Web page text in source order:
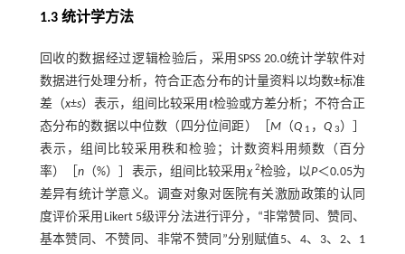
1.3 统计学方法
回收的数据经过逻辑检验后，采用SPSS 20.0统计学软件对
数据进行处理分析，符合正态分布的计量资料以均数±标准
差（x±s）表示，组间比较采用 t检验或方差分析；不符合正
态分布的数据以中位数（四分位间距）［ M（Q 1 ， Q 3）］
表示，组间比较采用秩和检验；计数资料用频数（百分
率）［ n（%）］表示，组间比较采用 χ 2检验，以P＜0.05为
差异有统计学意义。调查对象对医院有关激励政策的认同
度评价采用Likert 5级评分法进行评分，“非常赞同、赞同、
基本赞同、不赞同、非常不赞同”分别赋值5、4、3、2、1